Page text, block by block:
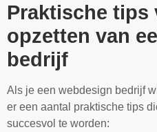
Praktische tips
opzetten van
bedrijf
Als je een webdesign bedrijf
er een aantal praktische tips
succesvol te worden: